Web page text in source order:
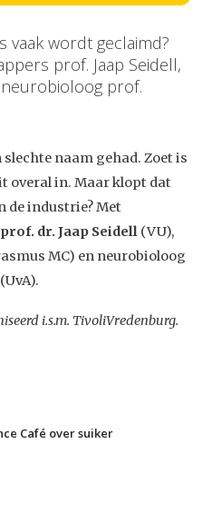
vaak wordt geclaimd?
prof. Jaap Seidell,
prof.
naam gehad. Zoet is
overal in. Maar klopt dat
de industrie? Met
prof. dr. Jaap Seidell (VU),
MC) en neurobioloog
(UvA).
i.s.m. TivoliVredenburg.
Café over suiker